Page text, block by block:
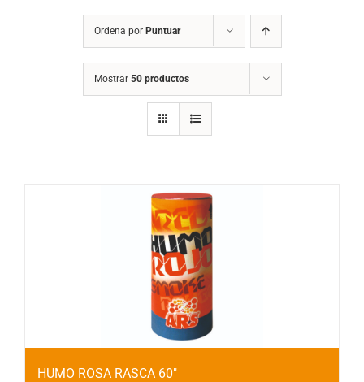
Ordena por Puntuar
Mostrar 50 productos
HUMO ROSA RASCA 60″